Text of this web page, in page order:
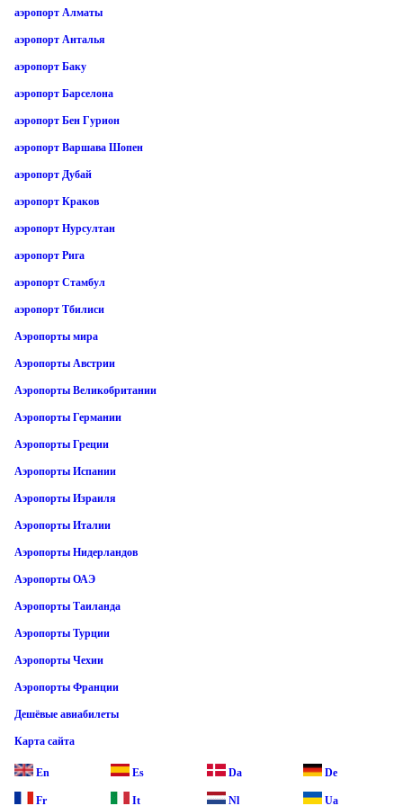
аэропорт Алматы
аэропорт Анталья
аэропорт Баку
аэропорт Барселона
аэропорт Бен Гурион
аэропорт Варшава Шопен
аэропорт Дубай
аэропорт Краков
аэропорт Нурсултан
аэропорт Рига
аэропорт Стамбул
аэропорт Тбилиси
Аэропорты мира
Аэропорты Австрии
Аэропорты Великобритании
Аэропорты Германии
Аэропорты Греции
Аэропорты Испании
Аэропорты Израиля
Аэропорты Италии
Аэропорты Нидерландов
Аэропорты ОАЭ
Аэропорты Таиланда
Аэропорты Турции
Аэропорты Чехии
Аэропорты Франции
Дешёвые авиабилеты
Карта сайта
En Es Da De
Fr It Nl Ua